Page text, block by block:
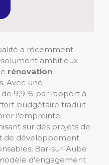
a récemment
ambitieux
rénovation
Avec une
9,9 % par rapport à
budgétaire traduit
l’empreinte
sur des projets de
de développement
Bar-sur-Aube
d’engagement